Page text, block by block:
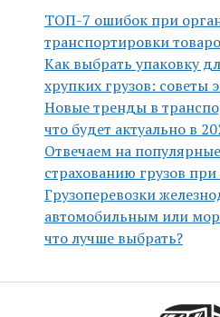
ТОП-7 ошибок при
транспортировки
Как выбрать упаковку
хрупких грузов: советы
Новые тренды в
что будет актуально в
Отвечаем на
страхованию грузов при
Грузоперевозки
автомобильным или
что лучше выбрать?